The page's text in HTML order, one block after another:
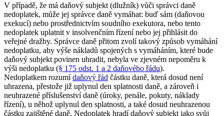
V případě, že má daňový subjekt (dlužník) vůči správci daně
nedoplatek, může jej správce daně vymáhat: buď sám (daňovou
exekucí) nebo prostřednictvím soudního exekutora, nebo tento
nedoplatek uplatnit v insolvenčním řízení nebo jej přihlásit do
veřejné dražby. Správce daně přitom zvolí takový způsob vymáhání
nedoplatku, aby výše nákladů spojených s vymáháním, které bude
daňový subjekt povinen uhradit, nebyla ve zjevném nepoměru k
výši nedoplatku (§ 175 odst. 1 a 2 daňového řádu).
Nedoplatkem rozumídaňový řád částku daně, která dosud není
uhrazena, přestože již uplynul den splatnosti daně, a zároveň i
neuhrazené příslušenství daně (úroky, penále, pokuty, náklady
řízení), u něhož uplynul den splatnosti, a také dosud neuhrazenou
částku zajištěné daně. Nedoplatek hradí daňový subjekt jako svůj